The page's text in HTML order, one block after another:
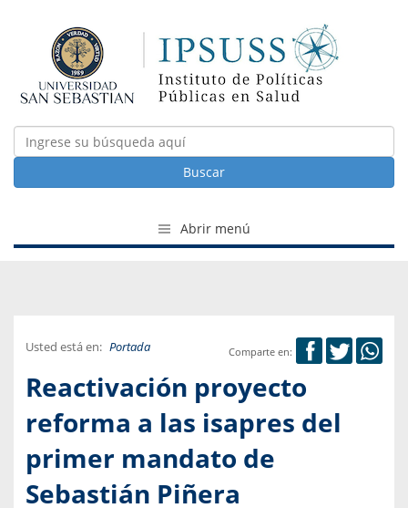
Buscar
Abrir menú
Comparte en:
Usted está en: Portada
Reactivación proyecto
reforma a las isapres del
primer mandato de
Sebastián Piñera